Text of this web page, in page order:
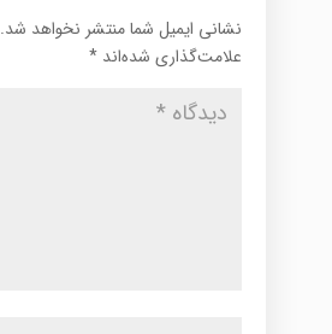
نشانی ایمیل شما منتشر نخواهد شد.
علامت‌گذاری شده‌اند *